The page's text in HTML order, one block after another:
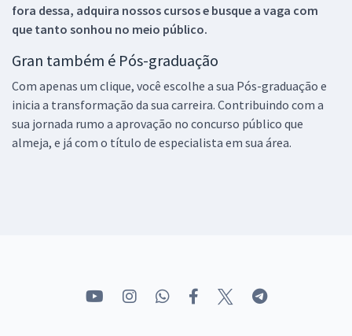
fora dessa, adquira nossos cursos e busque a vaga com
que tanto sonhou no meio público.
Gran também é Pós-graduação
Com apenas um clique, você escolhe a sua Pós-graduação e
inicia a transformação da sua carreira. Contribuindo com a
sua jornada rumo a aprovação no concurso público que
almeja, e já com o título de especialista em sua área.